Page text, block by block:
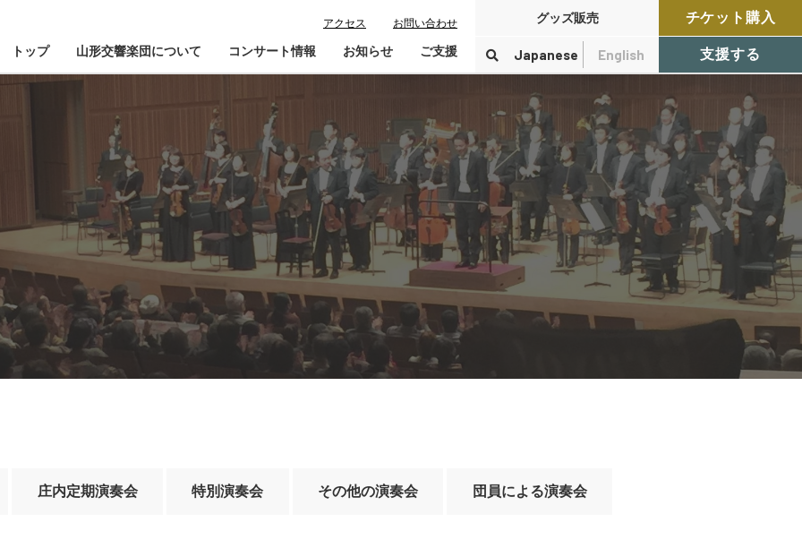
アクセス お問い合わせ
トップ 山形交響楽団について
山響が目指すもの
指揮者・楽団員紹介
山響アマデウスコア
山響の教育・地域交流
動画で見る山響
団体情報
コンサート情報
チケット購入ガイド
鑑賞会員入会
定期演奏会アーカイブ
お知らせ ご支援
寄付控除について
グッズ販売
Japanese English
チケット購入
支援する
庄内定期演奏会 特別演奏会 その他の演奏会 団員による演奏会